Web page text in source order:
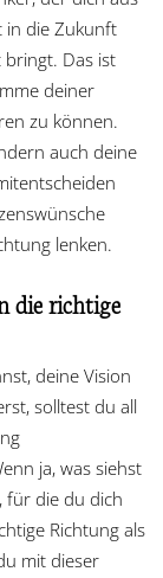
in die Zukunft
Das ist
deiner
zu können.
auch deine
lenken.
die richtige
deine Vision
solltest du all
ja, was siehst
für die du dich
Richtung als
mit dieser